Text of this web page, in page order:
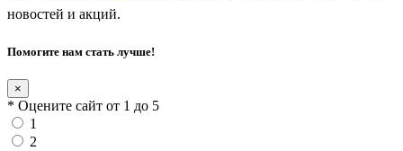
новостей и акций.
Помогите нам стать лучше!
×
* Оцените сайт от 1 до 5
1
2